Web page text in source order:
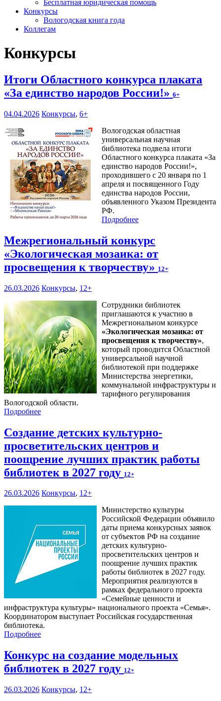
Бесплатная юридическая помощь
Конкурсы
Вологодская книга года
Коллегам
Конкурсы
Итоги Областного конкурса плаката
«За единство народов России!» 6+
04.04.2026 Конкурсы, 6+
Вологодская областная
универсальная научная
библиотека подвела итоги
Областного конкурса плаката «За
единство народов России!»,
проходившего с 20 января по 1
апреля и посвященного Году
единства народов России,
объявленного Указом Президента
РФ.
Подробнее
Межрегиональный конкурс
«Экологическая мозаика: от
просвещения к творчеству» 12+
26.03.2026 Конкурсы, 12+
Сотрудники библиотек
приглашаются к участию в
Межрегиональном конкурсе
«Экологическая мозаика: от
просвещения к творчеству»,
который проводится Областной
универсальной научной
библиотекой при поддержке
Министерства энергетики,
коммунальной инфраструктуры и
тарифного регулирования
Вологодской области.
Подробнее
Создание детских культурно-
просветительских центров и
поощрение лучших практик работы
библиотек в 2027 году 12+
26.03.2026 Конкурсы, 12+
Министерство культуры
Российской Федерации объявило
даты приема конкурсных заявок
от субъектов РФ на создание
детских культурно-
просветительских центров и
поощрение лучших практик
работы библиотек в 2027 году.
Мероприятия реализуются в
рамках федерального проекта
«Семейные ценности и
инфраструктура культуры» национального проекта «Семья».
Координатором выступает Российская государственная
библиотека.
Подробнее
Конкурс на создание модельных
библиотек в 2027 году 12+
26.03.2026 Конкурсы, 12+